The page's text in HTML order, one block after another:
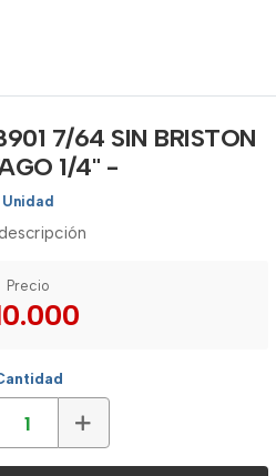
7/64 SIN BRISTON
1/4" -
Unidad
Precio